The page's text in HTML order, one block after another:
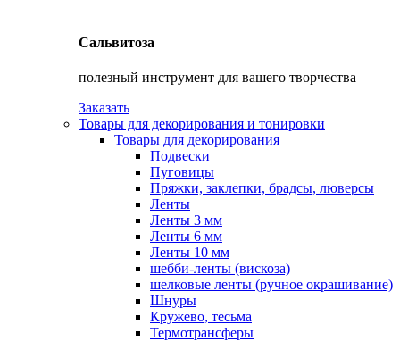
Сальвитоза
полезный инструмент для вашего творчества
Заказать
Товары для декорирования и тонировки
Товары для декорирования
Подвески
Пуговицы
Пряжки, заклепки, брадсы, люверсы
Ленты
Ленты 3 мм
Ленты 6 мм
Ленты 10 мм
шебби-ленты (вискоза)
шелковые ленты (ручное окрашивание)
Шнуры
Кружево, тесьма
Термотрансферы